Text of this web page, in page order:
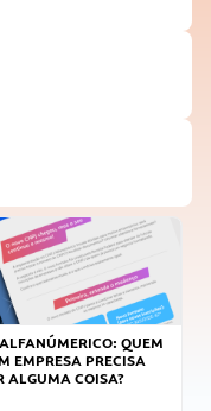
QUEM
EMPRESA PRECISA
ALGUMA COISA?